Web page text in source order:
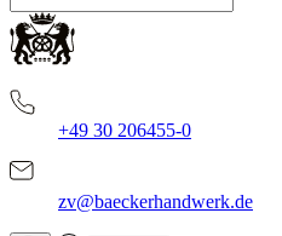
+49 30 206455-0
zv@baeckerhandwerk.de